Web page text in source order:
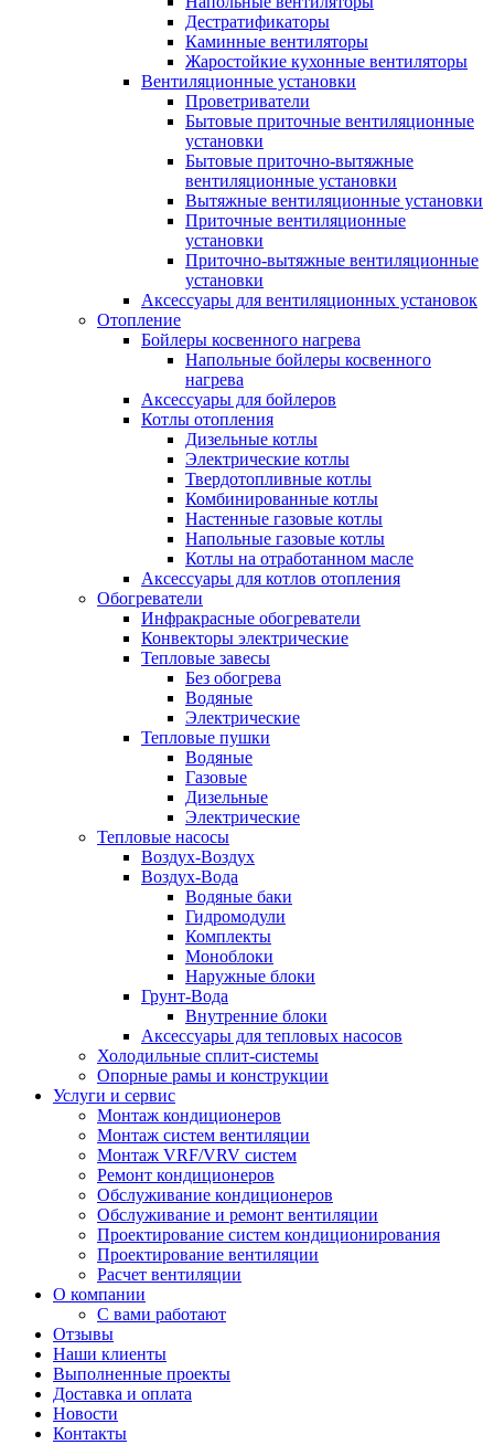
Дестратификаторы
Каминные вентиляторы
Жаростойкие кухонные вентиляторы
Вентиляционные установки
Проветриватели
Бытовые приточные вентиляционные
установки
Бытовые приточно-вытяжные
вентиляционные установки
Вытяжные вентиляционные установки
Приточные вентиляционные
установки
Приточно-вытяжные вентиляционные
установки
Аксессуары для вентиляционных установок
Отопление
Бойлеры косвенного нагрева
Напольные бойлеры косвенного
нагрева
Аксессуары для бойлеров
Котлы отопления
Дизельные котлы
Электрические котлы
Твердотопливные котлы
Комбинированные котлы
Настенные газовые котлы
Напольные газовые котлы
Котлы на отработанном масле
Аксессуары для котлов отопления
Обогреватели
Инфракрасные обогреватели
Конвекторы электрические
Тепловые завесы
Без обогрева
Водяные
Электрические
Тепловые пушки
Водяные
Газовые
Дизельные
Электрические
Тепловые насосы
Воздух-Воздух
Воздух-Вода
Водяные баки
Гидромодули
Комплекты
Моноблоки
Наружные блоки
Грунт-Вода
Внутренние блоки
Аксессуары для тепловых насосов
Холодильные сплит-системы
Опорные рамы и конструкции
Услуги и сервис
Монтаж кондиционеров
Монтаж систем вентиляции
Монтаж VRF/VRV систем
Ремонт кондиционеров
Обслуживание кондиционеров
Обслуживание и ремонт вентиляции
Проектирование систем кондиционирования
Проектирование вентиляции
Расчет вентиляции
О компании
С вами работают
Отзывы
Наши клиенты
Выполненные проекты
Доставка и оплата
Новости
Контакты